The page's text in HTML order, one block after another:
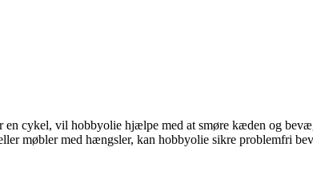
cykel, vil hobbyolie hjælpe med at smøre kæden og
møbler med hængsler, kan hobbyolie sikre problemfri